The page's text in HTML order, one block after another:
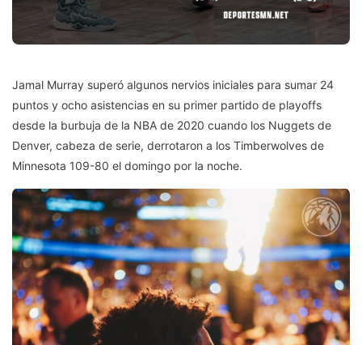
Jamal Murray superó algunos nervios iniciales para sumar 24
puntos y ocho asistencias en su primer partido de playoffs
desde la burbuja de la NBA de 2020 cuando los Nuggets de
Denver, cabeza de serie, derrotaron a los Timberwolves de
Minnesota 109-80 el domingo por la noche.